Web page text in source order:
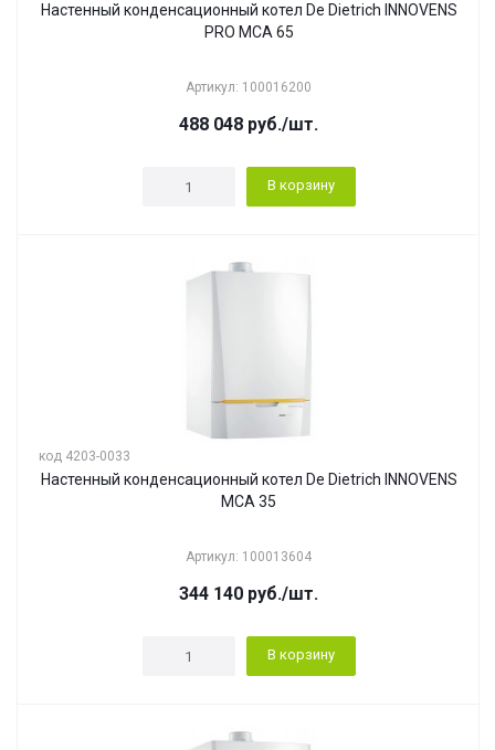
Настенный конденсационный котел De Dietrich INNOVENS
PRO MCA 65
Артикул: 100016200
488 048 руб./шт.
В корзину
код 4203-0033
Настенный конденсационный котел De Dietrich INNOVENS
MCA 35
Артикул: 100013604
344 140 руб./шт.
В корзину